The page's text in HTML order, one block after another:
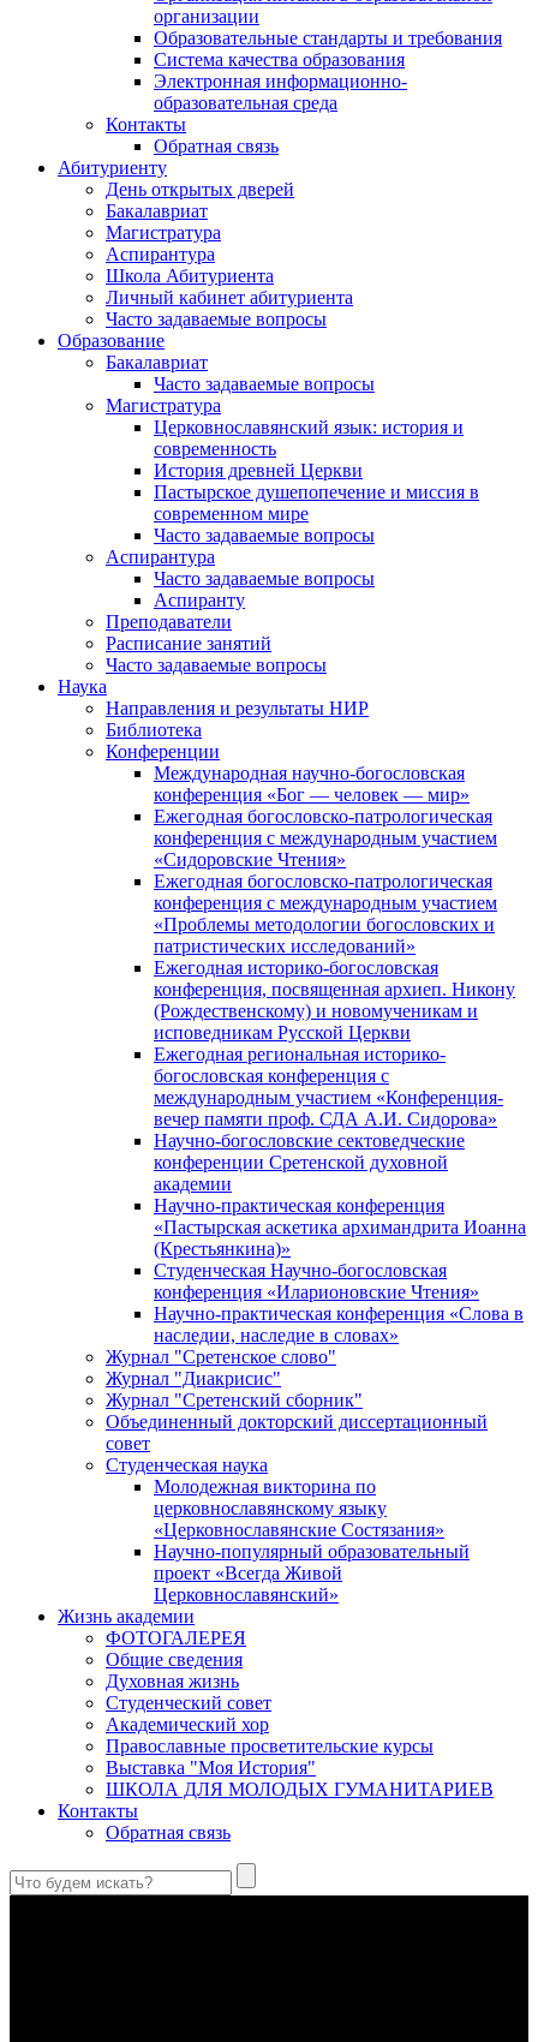
организации
Образовательные стандарты и требования
Система качества образования
Электронная информационно-
образовательная среда
Контакты
Обратная связь
Абитуриенту
День открытых дверей
Бакалавриат
Магистратура
Аспирантура
Школа Абитуриента
Личный кабинет абитуриента
Часто задаваемые вопросы
Образование
Бакалавриат
Часто задаваемые вопросы
Магистратура
Церковнославянский язык: история и
современность
История древней Церкви
Пастырское душепопечение и миссия в
современном мире
Часто задаваемые вопросы
Аспирантура
Часто задаваемые вопросы
Аспиранту
Преподаватели
Расписание занятий
Часто задаваемые вопросы
Наука
Направления и результаты НИР
Библиотека
Конференции
Международная научно-богословская
конференция «Бог — человек — мир»
Ежегодная богословско-патрологическая
конференция с международным участием
«Сидоровские Чтения»
Ежегодная богословско-патрологическая
конференция с международным участием
«Проблемы методологии богословских и
патристических исследований»
Ежегодная историко-богословская
конференция, посвященная архиеп. Никону
(Рождественскому) и новомученикам и
исповедникам Русской Церкви
Ежегодная региональная историко-
богословская конференция с
международным участием «Конференция-
вечер памяти проф. СДА А.И. Сидорова»
Научно-богословские сектоведческие
конференции Сретенской духовной
академии
Научно-практическая конференция
«Пастырская аскетика архимандрита Иоанна
(Крестьянкина)»
Студенческая Научно-богословская
конференция «Иларионовские Чтения»
Научно-практическая конференция «Cлова в
наследии, наследие в словах»
Журнал "Сретенское слово"
Журнал "Диакрисис"
Журнал "Сретенский сборник"
Объединенный докторский диссертационный
совет
Студенческая наука
Молодежная викторина по
церковнославянскому языку
«Церковнославянские Состязания»
Научно-популярный образовательный
проект «Всегда Живой
Церковнославянский»
Жизнь академии
ФОТОГАЛЕРЕЯ
Общие сведения
Духовная жизнь
Студенческий совет
Академический хор
Православные просветительские курсы
Выставка "Моя История"
ШКОЛА ДЛЯ МОЛОДЫХ ГУМАНИТАРИЕВ
Контакты
Обратная связь